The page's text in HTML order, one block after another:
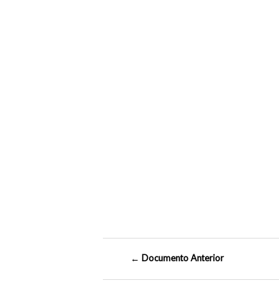
← Documento Anterior